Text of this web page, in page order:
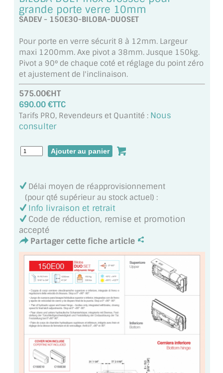
MIROIRS VIEILLIS AMBIANCE BRASSERIE
MIROIR VIEILLI
MIROIR DÉCORATIF DE COULEUR
LOTS DE MIROIRS EN MOZAÏQUE
MIROIR POUR PORTE
MIROIR PAROI DE DOUCHE
MIROIR POUR SALLE DE SPORT
MIROIR POUR SALLE DE DANSE
MIROIR ENCADRÉ
MIROIR TV
VERRE SUR MESURE
VERRE EXTRACLAIR
VERRE TREMPÉ (SÉCURIT)
VERRE FEUILLETÉ
grande porte verre 10mm
SADEV - 150E30-BILOBA-DUOSET
Pour porte en verre sécurit 8 à 12mm. Largeur
maxi 1200mm. Axe pivot a 38mm. Jusque 150kg.
Pivot a 90° de chaque coté et réglage du point zéro
et ajustement de l'inclinaison.
575.00€HT
690.00 €TTC
Tarifs PRO, Revendeurs et Quantité : Nous
consulter
Délai moyen de réapprovisionnement
(pour qté supérieur au stock actuel) :
Info livraison et retrait
Code de réduction, remise et promotion
accepté
Partager cette fiche article